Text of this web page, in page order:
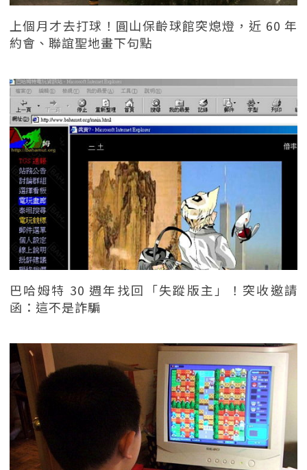
上個月才去打球！圓山保齡球館突熄燈，近 60 年
約會、聯誼聖地畫下句點
巴哈姆特 30 週年找回「失蹤版主」！突收邀請
函：這不是詐騙